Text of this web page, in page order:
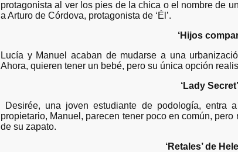
protagonista al ver los pies de la chica o el nombre de
a Arturo de Córdova, protagonista de ‘Él’.
‘Hijos
Lucía y Manuel acaban de mudarse a una
Ahora, quieren tener un bebé, pero su única opción
‘Lady
Desirée, una joven estudiante de podología, entra
propietario, Manuel, parecen tener poco en común,
de su zapato.
‘Retales’ de